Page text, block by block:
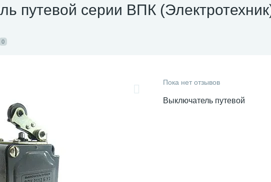
путевой серии ВПК
0
Пока нет отзывов
Выключатель путевой